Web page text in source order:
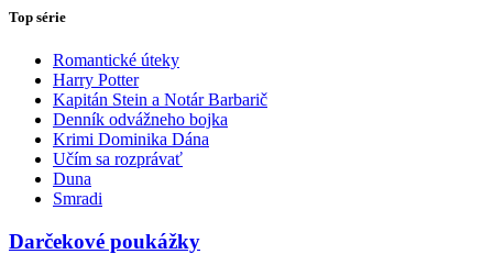
Top série
Romantické úteky
Harry Potter
Kapitán Stein a Notár Barbarič
Denník odvážneho bojka
Krimi Dominika Dána
Učím sa rozprávať
Duna
Smradi
Darčekové poukážky